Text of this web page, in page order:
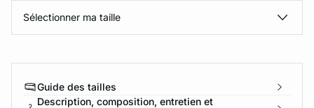
Sélectionner ma taille
Guide des tailles
Description, composition, entretien et